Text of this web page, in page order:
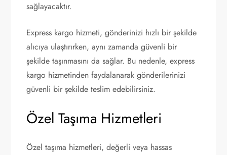
sağlayacaktır.
Express kargo hizmeti, gönderinizi hızlı bir şekilde
alıcıya ulaştırırken, aynı zamanda güvenli bir
şekilde taşınmasını da sağlar. Bu nedenle, express
kargo hizmetinden faydalanarak gönderilerinizi
güvenli bir şekilde teslim edebilirsiniz.
Özel Taşıma Hizmetleri
Özel taşıma hizmetleri, değerli veya hassas